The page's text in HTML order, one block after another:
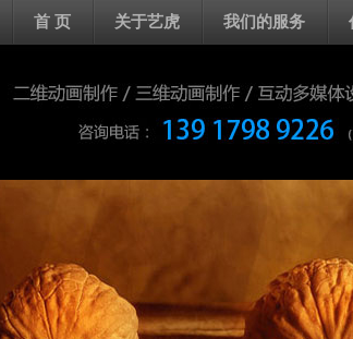
首 页 关于艺虎 我们的服务